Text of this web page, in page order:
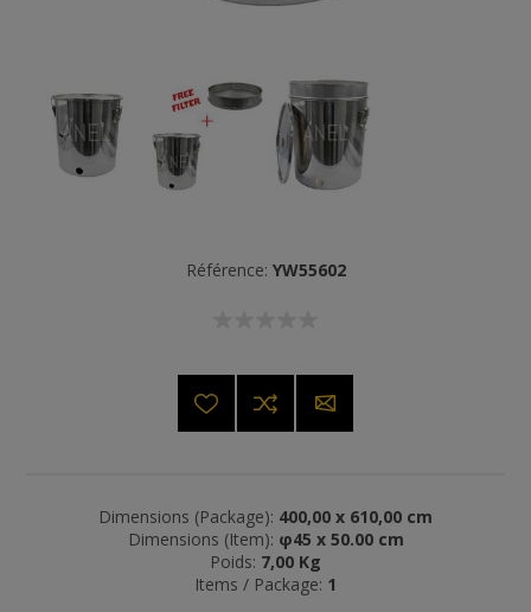
Référence: YW55602
Dimensions (Package): 400,00 x 610,00 cm
Dimensions (Item): φ45 x 50.00 cm
Poids: 7,00 Kg
Items / Package: 1